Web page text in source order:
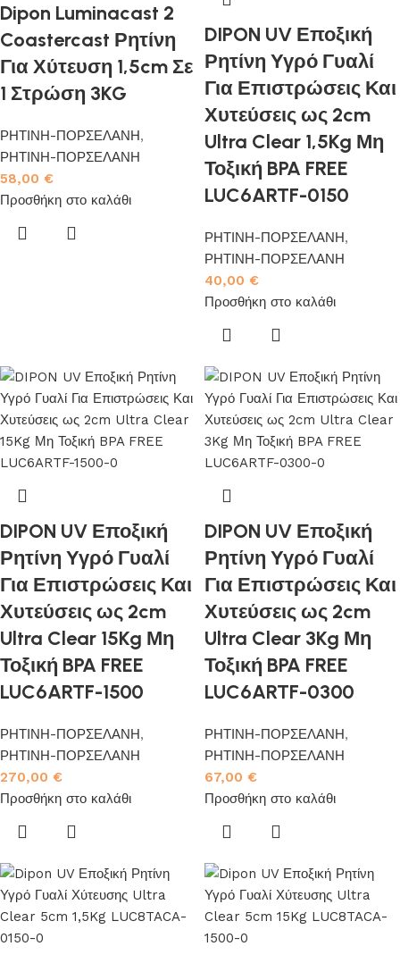
Dipon Luminacast 2
Coastercast Ρητίνη
Για Χύτευση 1,5cm Σε
1 Στρώση 3KG
ΡΗΤΙΝΗ-ΠΟΡΣΕΛΑΝΗ,
ΡΗΤΙΝΗ-ΠΟΡΣΕΛΑΝΗ
58,00 €
Προσθήκη στο καλάθι
DIPON UV Εποξική
Ρητίνη Υγρό Γυαλί
Για Επιστρώσεις Και
Χυτεύσεις ως 2cm
Ultra Clear 1,5Kg Μη
Τοξική BPA FREE
LUC6ARTF-0150
ΡΗΤΙΝΗ-ΠΟΡΣΕΛΑΝΗ,
ΡΗΤΙΝΗ-ΠΟΡΣΕΛΑΝΗ
40,00 €
Προσθήκη στο καλάθι
DIPON UV Εποξική
Ρητίνη Υγρό Γυαλί
Για Επιστρώσεις Και
Χυτεύσεις ως 2cm
Ultra Clear 15Kg Μη
Τοξική BPA FREE
LUC6ARTF-1500
ΡΗΤΙΝΗ-ΠΟΡΣΕΛΑΝΗ,
ΡΗΤΙΝΗ-ΠΟΡΣΕΛΑΝΗ
270,00 €
Προσθήκη στο καλάθι
DIPON UV Εποξική
Ρητίνη Υγρό Γυαλί
Για Επιστρώσεις Και
Χυτεύσεις ως 2cm
Ultra Clear 3Kg Μη
Τοξική BPA FREE
LUC6ARTF-0300
ΡΗΤΙΝΗ-ΠΟΡΣΕΛΑΝΗ,
ΡΗΤΙΝΗ-ΠΟΡΣΕΛΑΝΗ
67,00 €
Προσθήκη στο καλάθι